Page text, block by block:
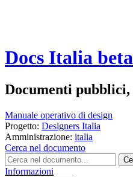
Docs Italia beta
Documenti
Manuale operativo di design
Progetto: Designers Italia
Amministrazione: italia
Cerca nel documento
Informazioni